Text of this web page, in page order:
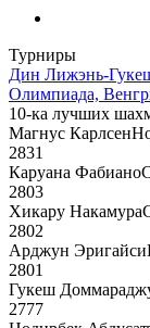
Турниры
Дин Лижэнь-
Олимпиада,
10-ка лучших
Магнус Карлсен
2831
Каруана Фабиано
2803
Хикару Накамура
2802
Арджун Эригайси
2801
Гукеш
2777